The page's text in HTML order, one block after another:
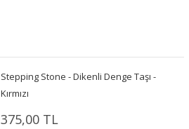
Stepping Stone - Dikenli Denge Taşı -
Kırmızı
375,00 TL